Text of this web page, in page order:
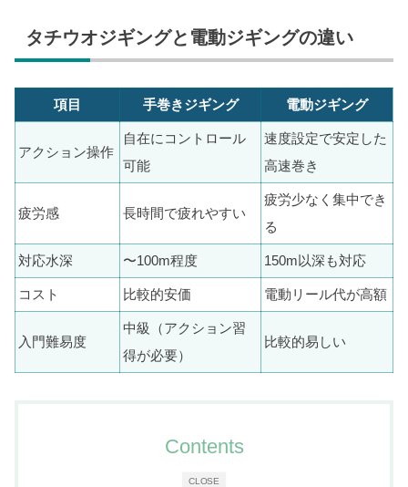
タチウオジギングと電動ジギングの違い
項目 手巻きジギング 電動ジギング
アクション操作
自在にコントロール
可能
速度設定で安定した
高速巻き
疲労感 長時間で疲れやすい
疲労少なく集中でき
る
対応水深 〜100m程度 150m以深も対応
コスト 比較的安価 電動リール代が高額
入門難易度
中級（アクション習
得が必要）
比較的易しい
CLOSE
Contents